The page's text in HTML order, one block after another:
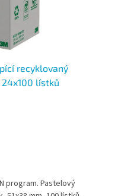
recyklovaný
lístků
program. Pastelový